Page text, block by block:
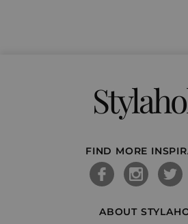
FIND MORE
ABOUT